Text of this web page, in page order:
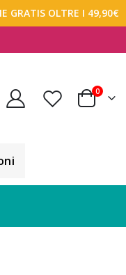
GRATIS OLTRE I 49,90€
Carrello
0